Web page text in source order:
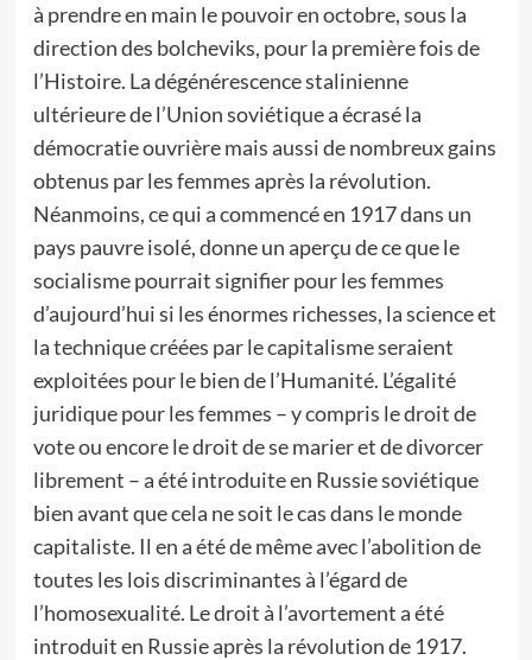
à prendre en main le pouvoir en octobre, sous la
direction des bolcheviks, pour la première fois de
l’Histoire. La dégénérescence stalinienne
ultérieure de l’Union soviétique a écrasé la
démocratie ouvrière mais aussi de nombreux gains
obtenus par les femmes après la révolution.
Néanmoins, ce qui a commencé en 1917 dans un
pays pauvre isolé, donne un aperçu de ce que le
socialisme pourrait signifier pour les femmes
d’aujourd’hui si les énormes richesses, la science et
la technique créées par le capitalisme seraient
exploitées pour le bien de l’Humanité. L’égalité
juridique pour les femmes – y compris le droit de
vote ou encore le droit de se marier et de divorcer
librement – a été introduite en Russie soviétique
bien avant que cela ne soit le cas dans le monde
capitaliste. Il en a été de même avec l’abolition de
toutes les lois discriminantes à l’égard de
l’homosexualité. Le droit à l’avortement a été
introduit en Russie après la révolution de 1917.